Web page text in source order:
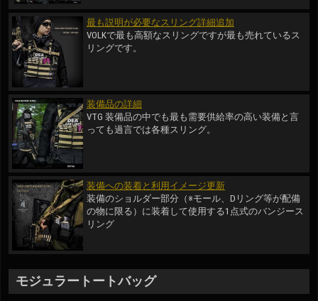
最も説明が必要なスリング詳細追加
VOLKで最も高額なスリングですが最も売れているス
リングです。
装備品の詳細
VTG 装備品の中でも最も需要供給率の高い装備と言
っても過言では各種スリング。
装備への装着と利用イメージ更新
装備のショルダー部分（※モール、Dリング等が配備
の物に限る）に装着して使用する1点式のバンジース
リング
モジュラートートバッグ